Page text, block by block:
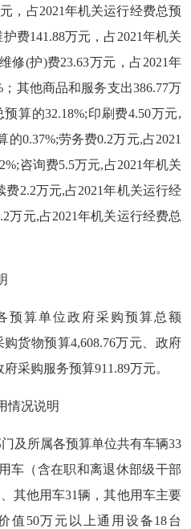
，占2021年机关运行经费总预
费141.88万元，占2021年机关
修(护)费23.63万元，占2021年
其他商品和服务支出386.77万
算的32.18%;印刷费4.50万元,
0.37%;劳务费0.2万元,占2021
咨询费5.5万元,占2021年机关
费2.2万元,占2021年机关运行经
万元,占2021年机关运行经费总
预算单位政府采购预算总额
货物预算4,608.76万元、政府
采购服务预算911.89万元。
情况说明
及所属各预算单位共有车辆33
车（含在职和离退休部级干部
其他用车31辆，其他用车主要
值50万元以上通用设备18台